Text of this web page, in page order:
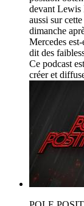
devant Lewis
aussi sur
dimanche
Mercedes
dit des
Ce podcast
créer et